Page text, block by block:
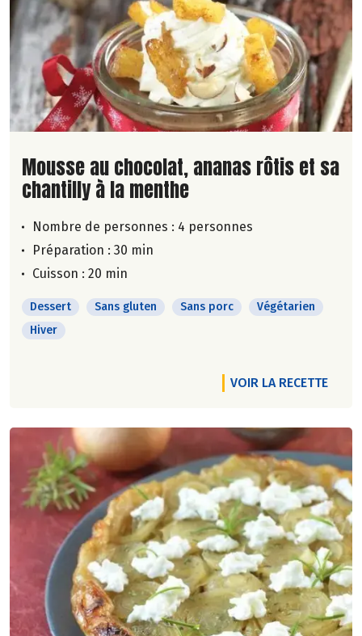
Lire la suite de la recette
Mousse au chocolat, ananas rôtis et sa
chantilly à la menthe
Nombre de personnes : 4 personnes
Préparation : 30 min
Cuisson : 20 min
Dessert Sans gluten Sans porc
Végétarien
Hiver
VOIR LA RECETTE